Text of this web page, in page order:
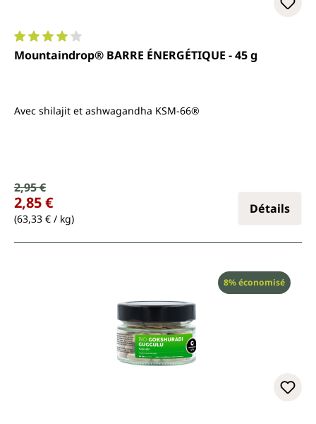
Note moyenne de 4 sur 5 étoiles
Mountaindrop® BARRE ÉNERGÉTIQUE - 45 g
Avec shilajit et ashwagandha KSM-66®
Prix de vente :
Prix régulier :
2,95 €
2,85 €
(63,33 € / kg)
Détails
Réduction
8% économisé